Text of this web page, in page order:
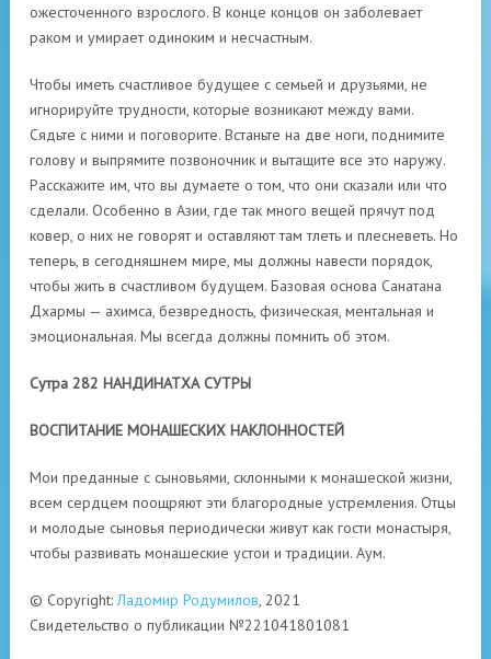
ожесточенного взрослого. В конце концов он заболевает
раком и умирает одиноким и несчастным.
Чтобы иметь счастливое будущее с семьей и друзьями, не
игнорируйте трудности, которые возникают между вами.
Сядьте с ними и поговорите. Встаньте на две ноги, поднимите
голову и выпрямите позвоночник и вытащите все это наружу.
Расскажите им, что вы думаете о том, что они сказали или что
сделали. Особенно в Азии, где так много вещей прячут под
ковер, о них не говорят и оставляют там тлеть и плесневеть. Но
теперь, в сегодняшнем мире, мы должны навести порядок,
чтобы жить в счастливом будущем. Базовая основа Санатана
Дхармы — ахимса, безвредность, физическая, ментальная и
эмоциональная. Мы всегда должны помнить об этом.
Сутра 282 НАНДИНАТХА СУТРЫ
ВОСПИТАНИЕ МОНАШЕСКИХ НАКЛОННОСТЕЙ
Мои преданные с сыновьями, склонными к монашеской жизни,
всем сердцем поощряют эти благородные устремления. Отцы
и молодые сыновья периодически живут как гости монастыря,
чтобы развивать монашеские устои и традиции. Аум.
© Copyright:Ладомир Родумилов, 2021
Свидетельство о публикации №221041801081